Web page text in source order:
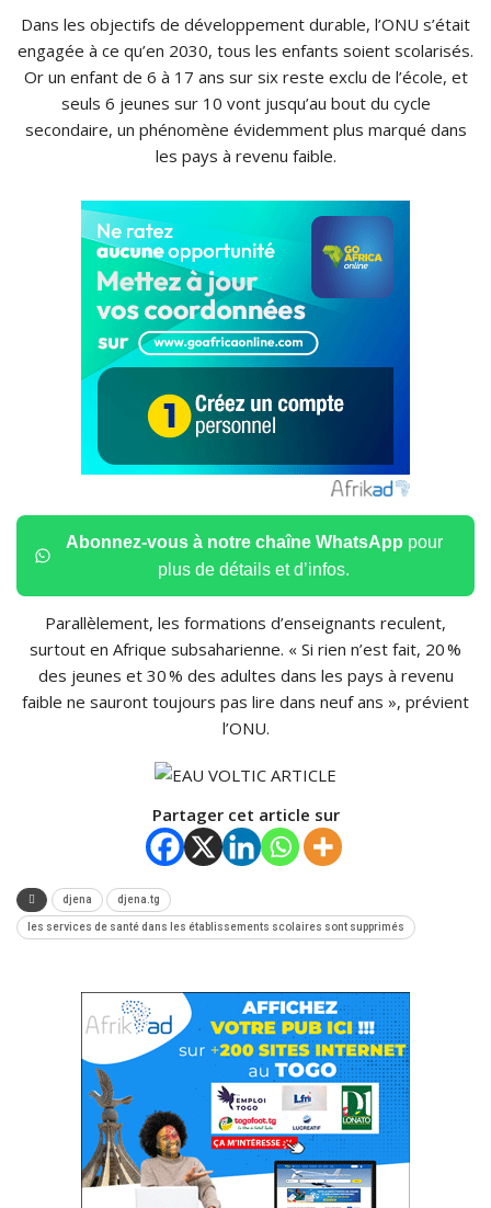
Dans les objectifs de développement durable, l’ONU s’était
engagée à ce qu’en 2030, tous les enfants soient scolarisés.
Or un enfant de 6 à 17 ans sur six reste exclu de l’école, et
seuls 6 jeunes sur 10 vont jusqu’au bout du cycle
secondaire, un phénomène évidemment plus marqué dans
les pays à revenu faible.
Abonnez-vous à notre chaîne WhatsApp pour
plus de détails et d’infos.
Parallèlement, les formations d’enseignants reculent,
surtout en Afrique subsaharienne. « Si rien n’est fait, 20 %
des jeunes et 30 % des adultes dans les pays à revenu
faible ne sauront toujours pas lire dans neuf ans », prévient
l’ONU.
Partager cet article sur
djena djena.tg
les services de santé dans les établissements scolaires sont supprimés